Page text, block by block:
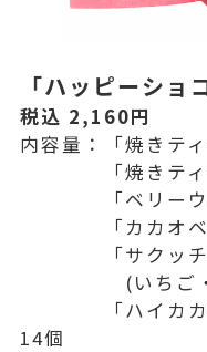
「ハッピーショ
税込 2,160円
内容量：「焼きテ
「焼きティラ
「ベリーウ
「カカオベリ
「サクッチ・
(いちご・チ
「ハイカカ
14個